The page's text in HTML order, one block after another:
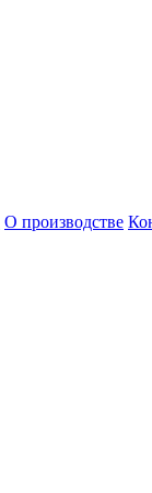
О производстве